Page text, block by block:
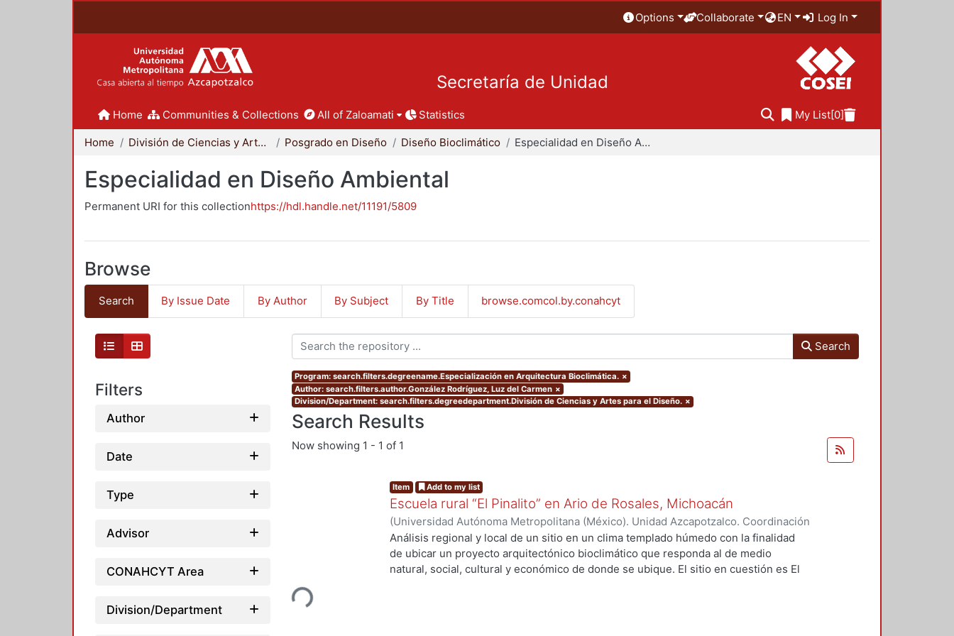
Options Collaborate EN Log In
Secretaría de Unidad
Home Communities & Collections All of Zaloamati Statistics My List[0]
Home División de Ciencias y Artes para el Diseño Posgrado en Diseño Diseño Bioclimático Especialidad en Diseño Ambiental
Especialidad en Diseño Ambiental
Permanent URI for this collectionhttps://hdl.handle.net/11191/5809
Browse
Search By Issue Date By Author By Subject By Title browse.comcol.by.conahcyt
Filters
Author
Date
Type
Advisor
CONAHCYT Area
Division/Department
Search
Program: search.filters.degreename.Especialización en Arquitectura Bioclimática. ×
Author: search.filters.author.González Rodríguez, Luz del Carmen ×
Division/Department: search.filters.degreedepartment.División de Ciencias y Artes para el Diseño. ×
Search Results
Now showing 1 - 1 of 1
Loading...
Item Add to my list
Escuela rural “El Pinalito” en Ario de Rosales, Michoacán
(Universidad Autónoma Metropolitana (México). Unidad Azcapotzalco. Coordinación
de Servicios de Información., 2006-07 )González Rodríguez, Luz del Carmen
Análisis regional y local de un sitio en un clima templado húmedo con la finalidad
de ubicar un proyecto arquitectónico bioclimático que responda al de medio
natural, social, cultural y económico de donde se ubique. El sitio en cuestión es El